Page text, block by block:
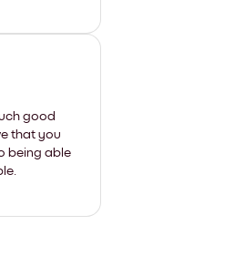
good
that you
being able